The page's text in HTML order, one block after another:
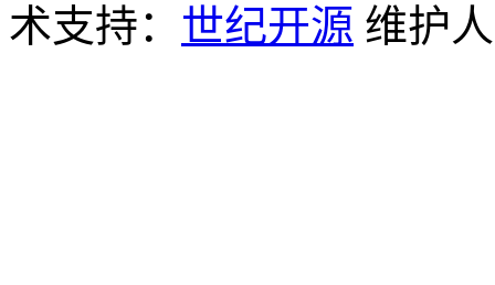
术支持： 世纪开源 维护